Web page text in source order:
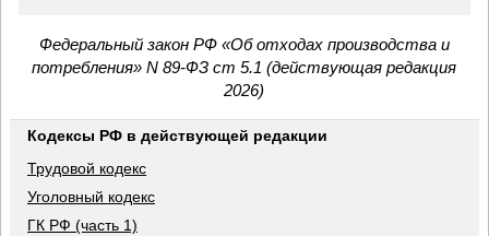
Федеральный закон РФ «Об отходах производства и
потребления» N 89-ФЗ ст 5.1 (действующая редакция
2026)
Кодексы РФ в действующей редакции
Трудовой кодекс
Уголовный кодекс
ГК РФ (часть 1)